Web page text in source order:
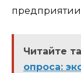
Читайте
опроса: